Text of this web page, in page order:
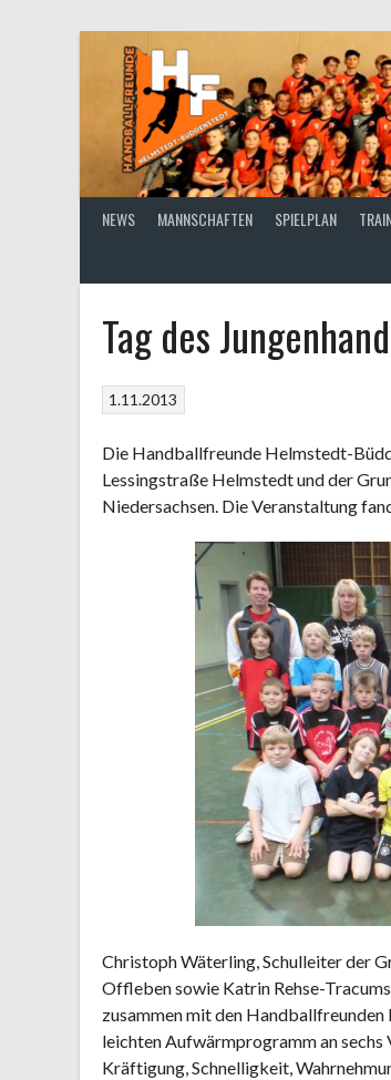
NEWS MANNSCHAFTEN SPIELPLAN
Tag des
1.11.2013
Die Handballfreunde Helmstedt-
Lessingstraße Helmstedt und der
Niedersachsen. Die Veranstaltung
Christoph Wäterling, Schulleiter der
Offleben sowie Katrin Rehse-
zusammen mit den
leichten Aufwärmprogramm an
Kräftigung, Schnelligkeit,